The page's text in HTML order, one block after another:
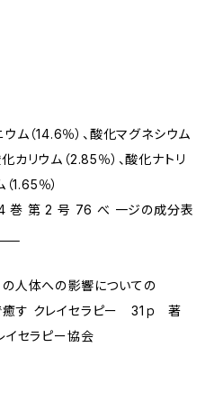
ム（14.6％）、酸化マグネシウム
化カリウム（2.85％）、酸化ナトリ
1.65％）
巻 第 2 号 76 べ 一ジの成分表
の人体への影響についての
癒す クレイセラピー 31ｐ 著
イセラピー協会